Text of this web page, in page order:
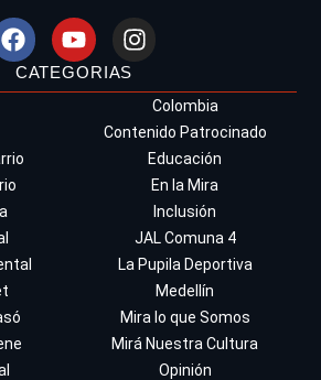
CATEGORIAS
Colombia
Contenido Patrocinado
Educación
En la Mira
Inclusión
JAL Comuna 4
La Pupila Deportiva
Medellín
Mira lo que Somos
Mirá Nuestra Cultura
Opinión